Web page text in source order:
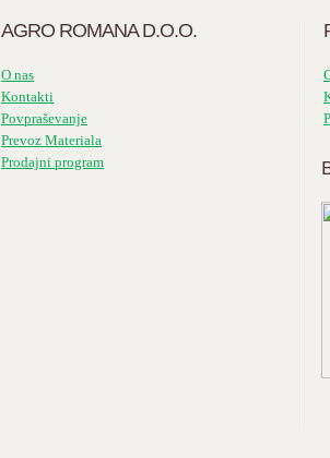
AGRO ROMANA D.O.O.
O nas
Kontakti
Povpraševanje
Prevoz Materiala
Prodajni program